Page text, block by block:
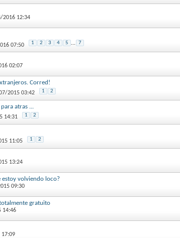
2016 12:34
07:50 1 2 3 4 5 ... 7
02:07
Corred!
2015 03:42 1 2
atras ...
14:31 1 2
11:05 1 2
13:24
estoy volviendo loco?
09:30
gratuito
14:46
17:09